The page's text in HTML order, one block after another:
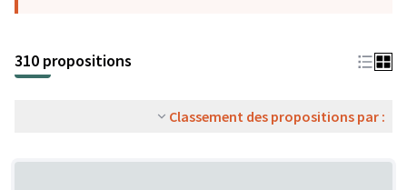
310 propositions
Classement des propositions par :